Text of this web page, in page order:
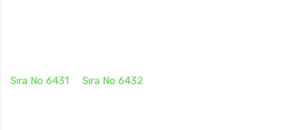
Sıra No 6431 Sıra No 6432